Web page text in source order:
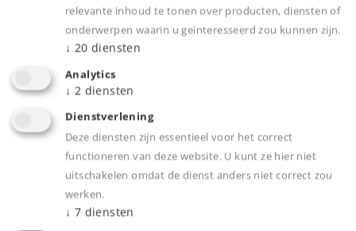
Product
Productinfo
Bijbehorende producten
relevante inhoud te tonen over producten, diensten of
onderwerpen waarin u geïnteresseerd zou kunnen zijn.
↓ 20 diensten
Analytics
↓ 2 diensten
Dienstverlening
Deze diensten zijn essentieel voor het correct
functioneren van deze website. U kunt ze hier niet
uitschakelen omdat de dienst anders niet correct zou
werken.
↓ 7 diensten